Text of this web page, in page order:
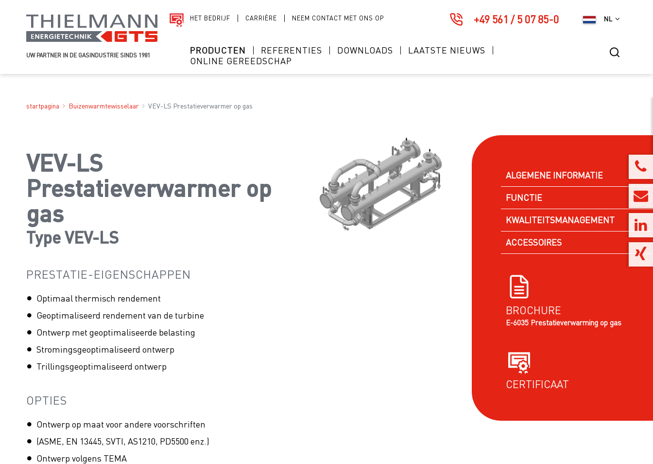
UW PARTNER IN DE GASINDUSTRIE SINDS 1981
HET BEDRIJF CARRIÈRE NEEM CONTACT MET ONS OP NL
+49 561 / 5 07 85-0
PRODUCTEN REFERENTIES DOWNLOADS
LAATSTE NIEUWS
ONLINE GEREEDSCHAP
startpagina Buizenwarmtewisselaar VEV-LS Prestatieverwarmer op gas
VEV-LS
Prestatieverwarmer op
gas
Type VEV-LS
PRESTATIE-EIGENSCHAPPEN
Optimaal thermisch rendement
Geoptimaliseerd rendement van de turbine
Ontwerp met geoptimaliseerde belasting
Stromingsgeoptimaliseerd ontwerp
Trillingsgeoptimaliseerd ontwerp
OPTIES
Ontwerp op maat voor andere voorschriften
(ASME, EN 13445, SVTI, AS1210, PD5500 enz.)
Ontwerp volgens TEMA
ALGEMENE INFORMATIE
FUNCTIE
KWALITEITSMANAGEMENT
ACCESSOIRES
BROCHURE
E-6035 Prestatieverwarming op gas
CERTIFICAAT